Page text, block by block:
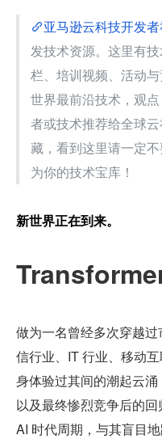
亚马逊云科技开发
发技术资源。这里有
栏、培训视频、活动
世界最前沿技术，观
者或技术推荐给全球
藏，看到这里请一定不
为你的技术宝库！
新世界正在到来。
做为一名曾经多次穿越
信行业、IT 行业、移动
身体验过其间的潮起云涌
以及最终惨烈竞争后的
AI 时代周期，与其盲目